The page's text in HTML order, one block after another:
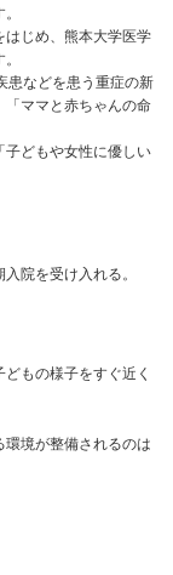
はじめ、熊本大学医学
患などを患う重症の新
「ママと赤ちゃんの命
子どもや女性に優しい
院を受け入れる。
もの様子をすぐ近く
環境が整備されるのは